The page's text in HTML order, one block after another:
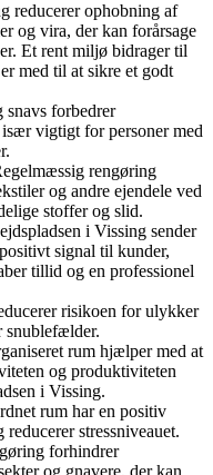
reducerer ophobning af
og vira, der kan forårsage
Et rent miljø bidrager til
med til at sikre et godt
snavs forbedrer
vigtigt for personer med
rengøring
og andre ejendele ved
stoffer og slid.
i Vissing sender
signal til kunder,
tillid og en professionel
risikoen for ulykker
snublefælder.
rum hjælper med at
og produktiviteten
i Vissing.
rum har en positiv
stressniveauet.
forhindrer